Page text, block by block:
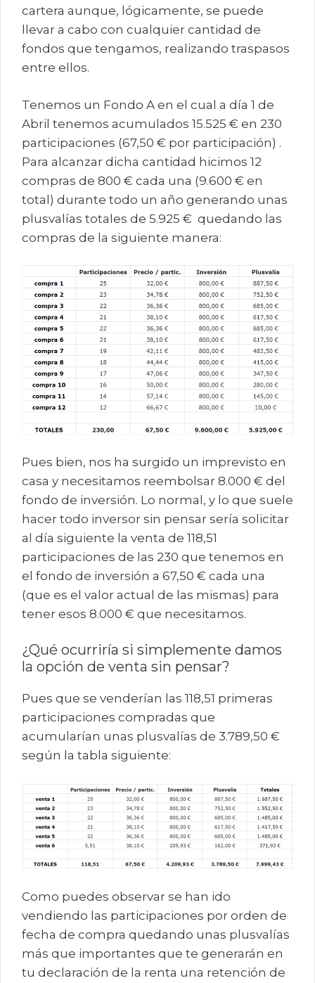
cartera aunque, lógicamente, se puede
llevar a cabo con cualquier cantidad de
fondos que tengamos, realizando traspasos
entre ellos.
Tenemos un Fondo A en el cual a día 1 de
Abril tenemos acumulados 15.525 € en 230
participaciones (67,50 € por participación) .
Para alcanzar dicha cantidad hicimos 12
compras de 800 € cada una (9.600 € en
total) durante todo un año generando unas
plusvalías totales de 5.925 € quedando las
compras de la siguiente manera:
Pues bien, nos ha surgido un imprevisto en
casa y necesitamos reembolsar 8.000 € del
fondo de inversión. Lo normal, y lo que suele
hacer todo inversor sin pensar sería solicitar
al día siguiente la venta de 118,51
participaciones de las 230 que tenemos en
el fondo de inversión a 67,50 € cada una
(que es el valor actual de las mismas) para
tener esos 8.000 € que necesitamos.
¿Qué ocurriría si simplemente damos
la opción de venta sin pensar?
Pues que se venderían las 118,51 primeras
participaciones compradas que
acumularían unas plusvalías de 3.789,50 €
según la tabla siguiente:
Como puedes observar se han ido
vendiendo las participaciones por orden de
fecha de compra quedando unas plusvalías
más que importantes que te generarán en
tu declaración de la renta una retención de